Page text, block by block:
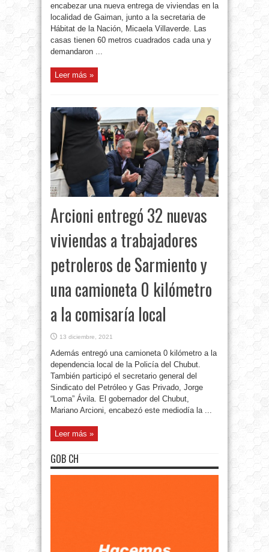
encabezar una nueva entrega de viviendas en la
localidad de Gaiman, junto a la secretaria de
Hábitat de la Nación, Micaela Villaverde. Las
casas tienen 60 metros cuadrados cada una y
demandaron ...
Leer más »
Arcioni entregó 32 nuevas
viviendas a trabajadores
petroleros de Sarmiento y
una camioneta 0 kilómetro
a la comisaría local
13 diciembre, 2021
Además entregó una camioneta 0 kilómetro a la
dependencia local de la Policía del Chubut.
También participó el secretario general del
Sindicato del Petróleo y Gas Privado, Jorge
“Loma” Ávila. El gobernador del Chubut,
Mariano Arcioni, encabezó este mediodía la ...
Leer más »
GOB CH